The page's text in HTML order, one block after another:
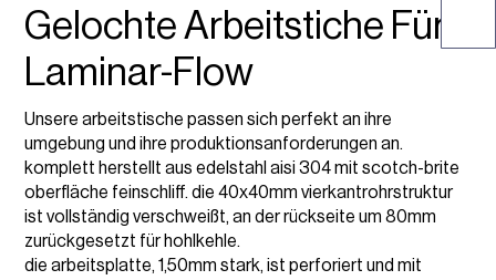
Gelochte Arbeitstiche Für
Laminar-Flow
Unsere arbeitstische passen sich perfekt an ihre
umgebung und ihre produktionsanforderungen an.
komplett herstellt aus edelstahl aisi 304 mit scotch-brite
oberfläche feinschliff. die 40x40mm vierkantrohrstruktur
ist vollständig verschweißt, an der rückseite um 80mm
zurückgesetzt für hohlkehle.
die arbeitsplatte, 1,50mm stark, ist perforiert und mit